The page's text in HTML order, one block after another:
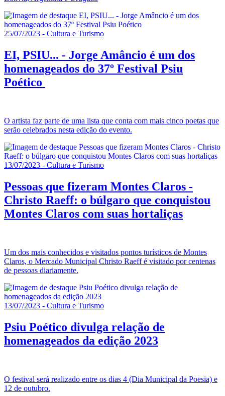
25/07/2023 - Cultura e Turismo
EI, PSIU... - Jorge Amâncio é um dos
homenageados do 37º Festival Psiu
Poético
O artista faz parte de uma lista que conta com mais cinco poetas que
serão celebrados nesta edição do evento.
13/07/2023 - Cultura e Turismo
Pessoas que fizeram Montes Claros -
Christo Raeff: o búlgaro que conquistou
Montes Claros com suas hortaliças
Um dos mais conhecidos e visitados pontos turísticos de Montes
Claros, o Mercado Municipal Christo Raeff é visitado por centenas
de pessoas diariamente.
13/07/2023 - Cultura e Turismo
Psiu Poético divulga relação de
homenageados da edição 2023
O festival será realizado entre os dias 4 (Dia Municipal da Poesia) e
12 de outubro.